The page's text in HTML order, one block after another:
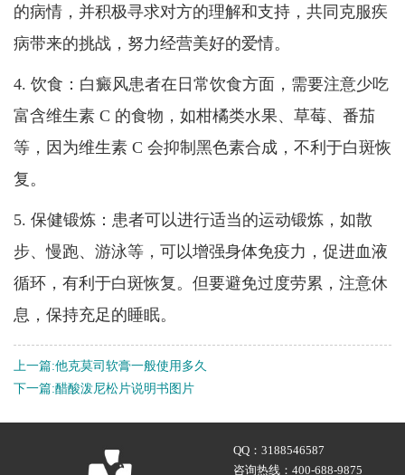
的病情，并积极寻求对方的理解和支持，共同克服疾
病带来的挑战，努力经营美好的爱情。
4. 饮食：白癜风患者在日常饮食方面，需要注意少吃
富含维生素 C 的食物，如柑橘类水果、草莓、番茄
等，因为维生素 C 会抑制黑色素合成，不利于白斑恢
复。
5. 保健锻炼：患者可以进行适当的运动锻炼，如散
步、慢跑、游泳等，可以增强身体免疫力，促进血液
循环，有利于白斑恢复。但要避免过度劳累，注意休
息，保持充足的睡眠。
上一篇:他克莫司软膏一般使用多久
下一篇:醋酸泼尼松片说明书图片
QQ：3188546587
咨询热线：400-688-9875